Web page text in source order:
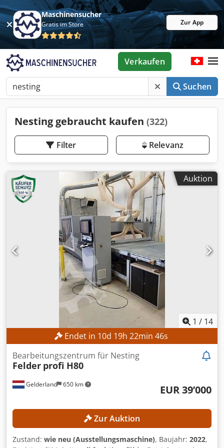
Maschinensucher
Gratis im Store Zur App
Suchen
Verkaufen
Nesting gebraucht kaufen (322)
Filter Relevanz
Auktion
1 / 14
Endet in 10d 19h 22min 44s
Gelderland 650 km
Bearbeitungszentrum für Nesting
Felder profi H80
EUR 39’000
Zur Auktion
Zustand: wie neu (Ausstellungsmaschine), Baujahr: 2022,